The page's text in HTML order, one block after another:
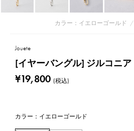
カラー：イエローゴールド /
Jouete
[イヤーバングル] ジルコニア
¥19,800 (税込)
カラー：イエローゴールド